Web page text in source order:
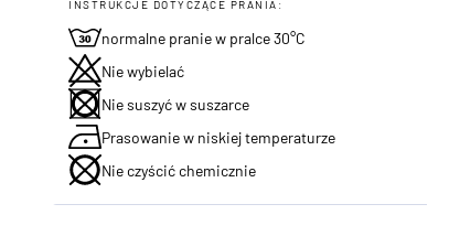
INSTRUKCJE DOTYCZĄCE PRANIA:
normalne pranie w pralce 30°C
Nie wybielać
Nie suszyć w suszarce
Prasowanie w niskiej temperaturze
Nie czyścić chemicznie